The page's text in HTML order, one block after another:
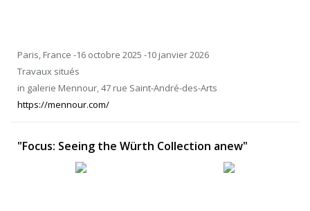
Paris, France -16 octobre 2025 -10 janvier 2026
Travaux situés
in galerie Mennour, 47 rue Saint-André-des-Arts
https://mennour.com/
"Focus: Seeing the Würth Collection anew"